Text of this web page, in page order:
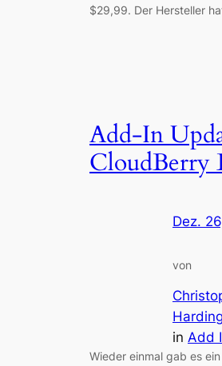
$29,99. Der Hersteller
Add-In
CloudBerry
Dez.
von
Harding
in Add
Wieder einmal gab es